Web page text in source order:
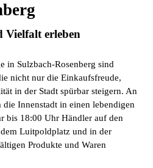
Vielfalt erleben
in Sulzbach-Rosenberg sind
nicht nur die Einkaufsfreude,
in der Stadt spürbar steigern. An
die Innenstadt in einen lebendigen
bis 18:00 Uhr Händler auf den
Luitpoldplatz und in der
Produkte und Waren